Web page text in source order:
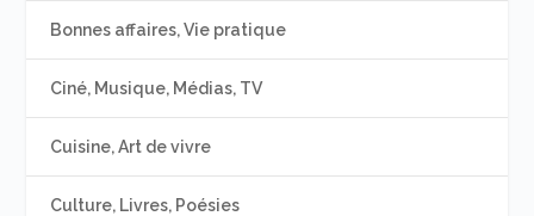
Bonnes affaires, Vie pratique
Ciné, Musique, Médias, TV
Cuisine, Art de vivre
Culture, Livres, Poésies